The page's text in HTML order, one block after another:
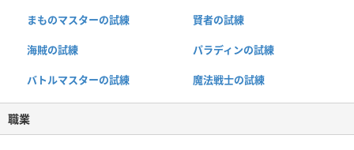
まものマスターの試練 賢者の試練
海賊の試練 パラディンの試練
バトルマスターの試練 魔法戦士の試練
職業